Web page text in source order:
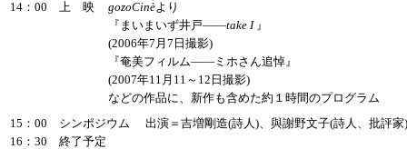
14：00 上 映
gozoCinèより
『まいまいず井戸――take I』
(2006年7月7日撮影)
『奄美フィルム――ミホさん追悼』
(2007年11月11～12日撮影)
などの作品に、新作も含めた約１時間のプログラム
15：00 シンポジウム
16：30 終了予定
出演＝吉増剛造(詩人)、與謝野文子(詩人、批評